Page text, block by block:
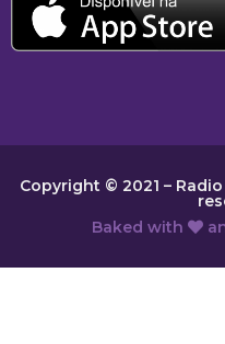
Copyright © 2021 –
Baked with